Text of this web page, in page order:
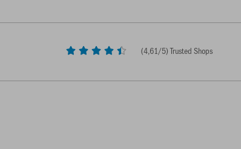
(4,61/5) Trusted Shops